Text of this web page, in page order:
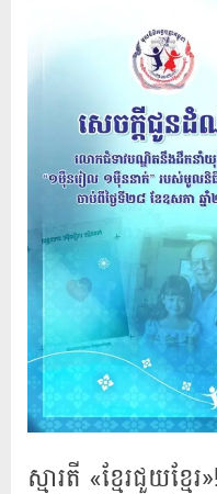
ស្មារតី «ខ្មែរជួយខ្ម